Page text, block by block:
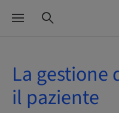
La gestione
il paziente